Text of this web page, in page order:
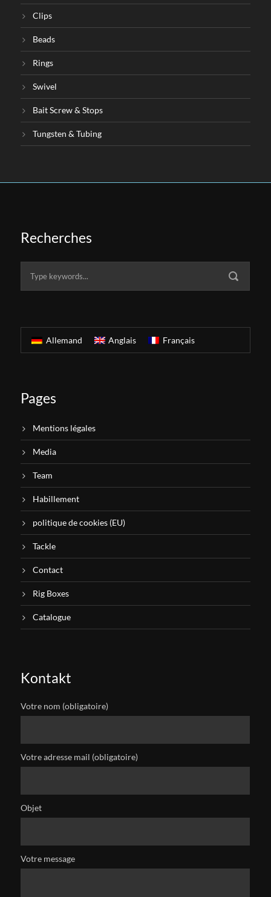
Clips
Beads
Rings
Swivel
Bait Screw & Stops
Tungsten & Tubing
Recherches
Allemand Anglais Français
Pages
Mentions légales
Media
Team
Habillement
politique de cookies (EU)
Tackle
Contact
Rig Boxes
Catalogue
Kontakt
Votre nom (obligatoire)
Votre adresse mail (obligatoire)
Objet
Votre message